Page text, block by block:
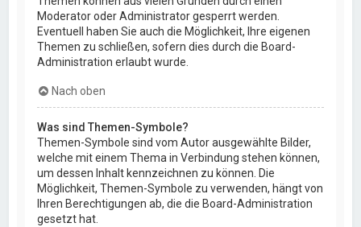
Moderator oder Administrator gesperrt werden.
Eventuell haben Sie auch die Möglichkeit, Ihre eigenen
Themen zu schließen, sofern dies durch die Board-
Administration erlaubt wurde.
Nach oben
Was sind Themen-Symbole?
Themen-Symbole sind vom Autor ausgewählte Bilder,
welche mit einem Thema in Verbindung stehen können,
um dessen Inhalt kennzeichnen zu können. Die
Möglichkeit, Themen-Symbole zu verwenden, hängt von
Ihren Berechtigungen ab, die die Board-Administration
gesetzt hat.